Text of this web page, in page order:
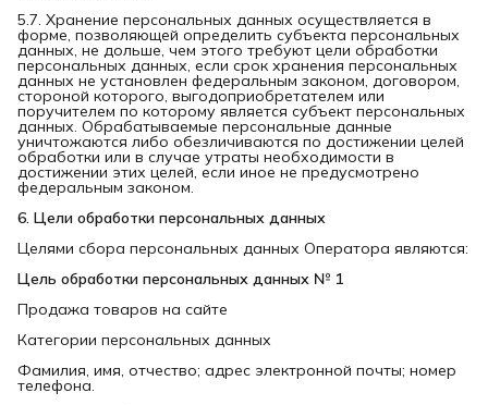
5.7. Хранение персональных данных осуществляется в
форме, позволяющей определить субъекта персональных
данных, не дольше, чем этого требуют цели обработки
персональных данных, если срок хранения персональных
данных не установлен федеральным законом, договором,
стороной которого, выгодоприобретателем или
поручителем по которому является субъект персональных
данных. Обрабатываемые персональные данные
уничтожаются либо обезличиваются по достижении целей
обработки или в случае утраты необходимости в
достижении этих целей, если иное не предусмотрено
федеральным законом.
6. Цели обработки персональных данных
Целями сбора персональных данных Оператора являются:
Цель обработки персональных данных № 1
Продажа товаров на сайте
Категории персональных данных
Фамилия, имя, отчество; адрес электронной почты; номер
телефона.